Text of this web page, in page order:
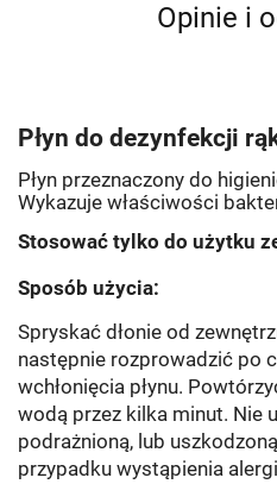
Opinie i
Płyn do dezynfekcji
Płyn przeznaczony do
Wykazuje właściwości
Stosować tylko do użytku
Sposób użycia:
Spryskać dłonie od
następnie rozprowadzić po
wchłonięcia płynu.
wodą przez kilka minut. Nie
podrażnioną, lub
przypadku wystąpienia